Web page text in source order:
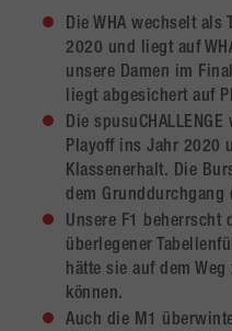
Die WHA wechselt als
2020 und liegt auf
unsere Damen im
liegt abgesichert auf
Die
Playoff ins Jahr 2020
Klassenerhalt. Die
dem Grunddurchgang
Unsere F1 beherrscht
überlegener
hätte sie auf dem
können.
Auch die M1